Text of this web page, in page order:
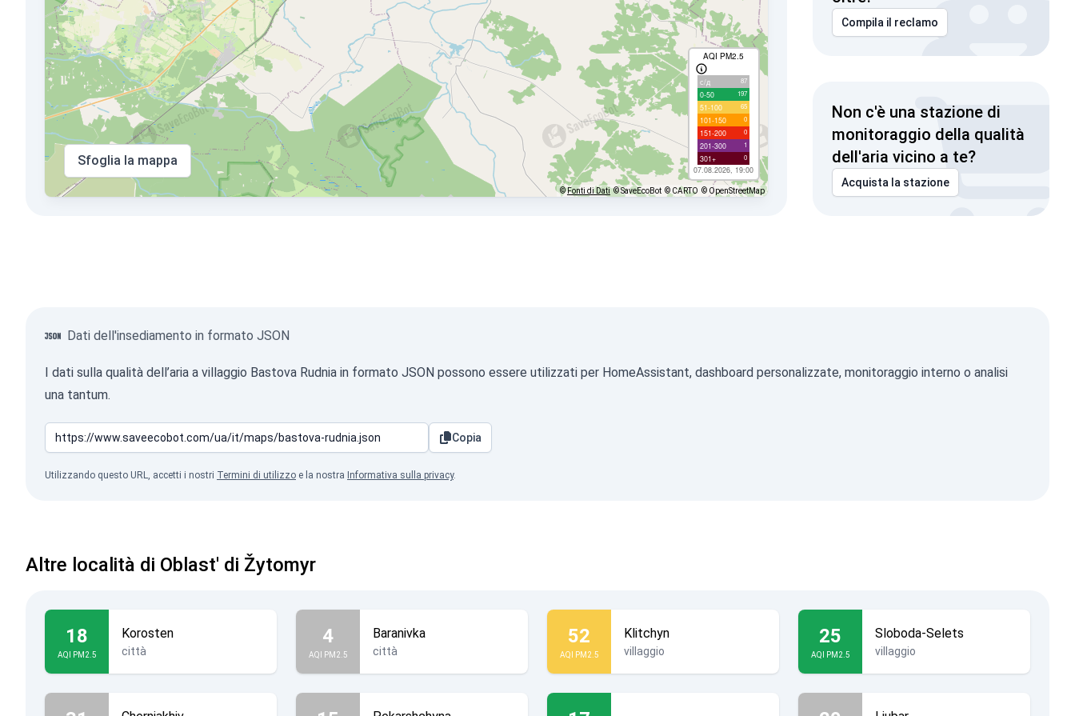
AQI PM2.5
с/д 87
0-50 197
51-100 65
101-150 0
151-200 0
201-300 1
301+ 0
07.08.2026, 19:00
Sfoglia la mappa
©Fonti di Dati © SaveEcoBot © CARTO © OpenStreetMap
Compila il reclamo
Non c'è una stazione di
monitoraggio della qualità
dell'aria vicino a te?
Acquista la stazione
Dati dell'insediamento in formato JSON
I dati sulla qualità dell’aria a villaggio Bastova Rudnia in formato JSON possono essere utilizzati per HomeAssistant, dashboard personalizzate, monitoraggio interno o analisi
una tantum.
Copia
Utilizzando questo URL, accetti i nostri Termini di utilizzo e la nostra Informativa sulla privacy.
Altre località di Oblast' di Žytomyr
18
AQI PM2.5
Korosten
città
4
AQI PM2.5
Baranivka
città
52
AQI PM2.5
Klitchyn
villaggio
25
AQI PM2.5
Sloboda-Selets
villaggio